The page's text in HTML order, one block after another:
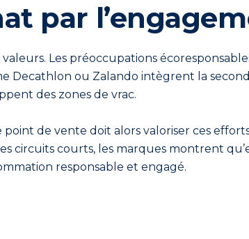
par l’
Les préoccupations
Decathlon ou Zalando intègrent la
des zones de vrac.
de vente doit alors valoriser ces
circuits courts, les marques montrent
responsable et engagé.